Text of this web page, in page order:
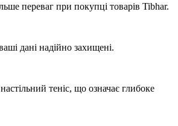
переваг при покупці товарів Tibhar.
дані надійно захищені.
теніс, що означає глибоке